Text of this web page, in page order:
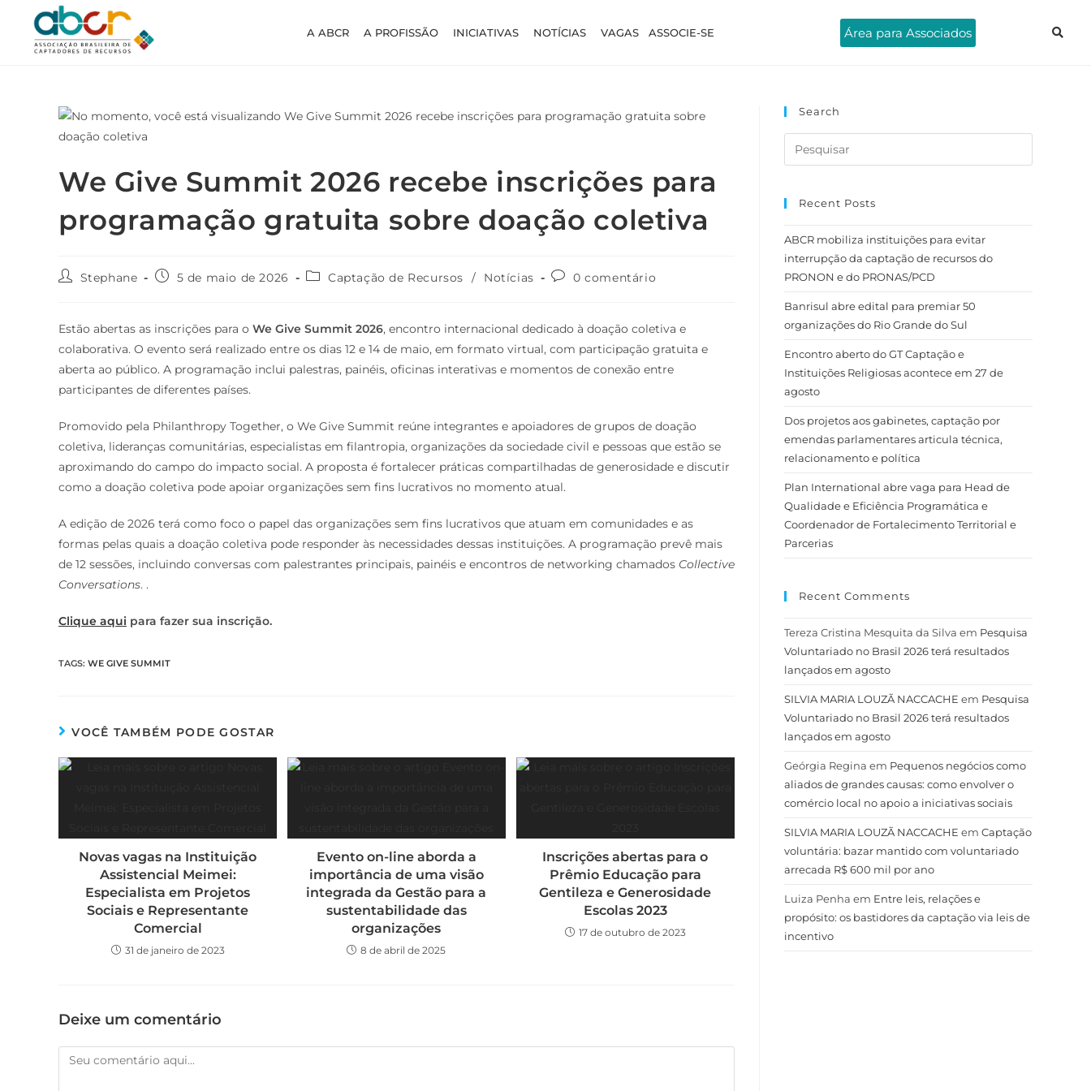
A ABCR A PROFISSÃO INICIATIVAS NOTÍCIAS VAGAS ASSOCIE-SE Área para Associados
We Give Summit 2026 recebe inscrições para
programação gratuita sobre doação coletiva
Stephane 5 de maio de 2026 Captação de Recursos / Notícias 0 comentário
Estão abertas as inscrições para o We Give Summit 2026, encontro internacional dedicado à doação coletiva e
colaborativa. O evento será realizado entre os dias 12 e 14 de maio, em formato virtual, com participação gratuita e
aberta ao público. A programação inclui palestras, painéis, oficinas interativas e momentos de conexão entre
participantes de diferentes países.
Promovido pela Philanthropy Together, o We Give Summit reúne integrantes e apoiadores de grupos de doação
coletiva, lideranças comunitárias, especialistas em filantropia, organizações da sociedade civil e pessoas que estão se
aproximando do campo do impacto social. A proposta é fortalecer práticas compartilhadas de generosidade e discutir
como a doação coletiva pode apoiar organizações sem fins lucrativos no momento atual.
A edição de 2026 terá como foco o papel das organizações sem fins lucrativos que atuam em comunidades e as
formas pelas quais a doação coletiva pode responder às necessidades dessas instituições. A programação prevê mais
de 12 sessões, incluindo conversas com palestrantes principais, painéis e encontros de networking chamados Collective
Conversations. .
Clique aqui para fazer sua inscrição.
TAGS: WE GIVE SUMMIT
VOCÊ TAMBÉM PODE GOSTAR
Novas vagas na Instituição
Assistencial Meimei:
Especialista em Projetos
Sociais e Representante
Comercial
31 de janeiro de 2023
Evento on-line aborda a
importância de uma visão
integrada da Gestão para a
sustentabilidade das
organizações
8 de abril de 2025
Inscrições abertas para o
Prêmio Educação para
Gentileza e Generosidade
Escolas 2023
17 de outubro de 2023
Deixe um comentário
Search
Recent Posts
ABCR mobiliza instituições para evitar
interrupção da captação de recursos do
PRONON e do PRONAS/PCD
Banrisul abre edital para premiar 50
organizações do Rio Grande do Sul
Encontro aberto do GT Captação e
Instituições Religiosas acontece em 27 de
agosto
Dos projetos aos gabinetes, captação por
emendas parlamentares articula técnica,
relacionamento e política
Plan International abre vaga para Head de
Qualidade e Eficiência Programática e
Coordenador de Fortalecimento Territorial e
Parcerias
Recent Comments
Tereza Cristina Mesquita da Silva em Pesquisa
Voluntariado no Brasil 2026 terá resultados
lançados em agosto
SILVIA MARIA LOUZÃ NACCACHE em Pesquisa
Voluntariado no Brasil 2026 terá resultados
lançados em agosto
Geórgia Regina em Pequenos negócios como
aliados de grandes causas: como envolver o
comércio local no apoio a iniciativas sociais
SILVIA MARIA LOUZÃ NACCACHE em Captação
voluntária: bazar mantido com voluntariado
arrecada R$ 600 mil por ano
Luiza Penha em Entre leis, relações e
propósito: os bastidores da captação via leis de
incentivo